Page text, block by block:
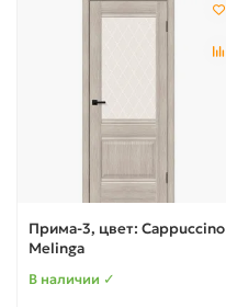
Прима-3, цвет: Cappuccino
Melinga
В наличии ✓